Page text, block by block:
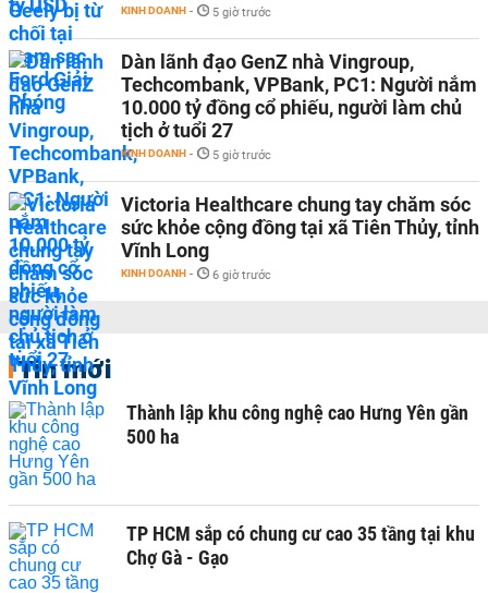
KINH DOANH - 5 giờ trước
Dàn lãnh đạo GenZ nhà Vingroup,
Techcombank, VPBank, PC1: Người nắm
10.000 tỷ đồng cổ phiếu, người làm chủ
tịch ở tuổi 27
KINH DOANH - 5 giờ trước
Victoria Healthcare chung tay chăm sóc
sức khỏe cộng đồng tại xã Tiên Thủy, tỉnh
Vĩnh Long
KINH DOANH - 6 giờ trước
Tin mới
Thành lập khu công nghệ cao Hưng Yên gần
500 ha
TP HCM sắp có chung cư cao 35 tầng tại khu
Chợ Gà - Gạo